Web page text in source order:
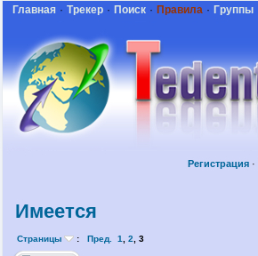
Главная · Трекер · Поиск · Правила · Группы
Регистрация ·
Имеется
Страницы : Пред. 1, 2, 3